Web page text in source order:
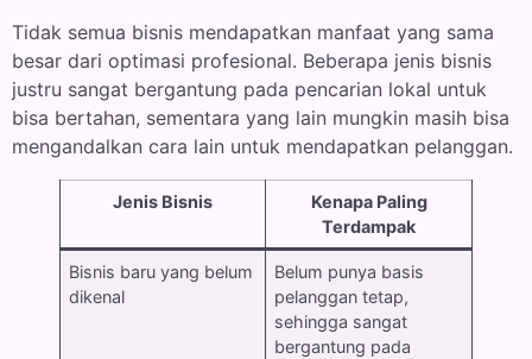
Tidak semua bisnis mendapatkan manfaat yang sama
besar dari optimasi profesional. Beberapa jenis bisnis
justru sangat bergantung pada pencarian lokal untuk
bisa bertahan, sementara yang lain mungkin masih bisa
mengandalkan cara lain untuk mendapatkan pelanggan.
Jenis Bisnis
Kenapa Paling
Terdampak
Bisnis baru yang belum
dikenal
Belum punya basis
pelanggan tetap,
sehingga sangat
bergantung pada